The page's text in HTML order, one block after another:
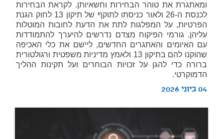
ומאתגרת את טוהר הבחירות וחשאיותן. לקראת הבחירות
לכנסת ה-26 ולאור כניסתו לתוקף של תיקון 13 לחוק הגנת
הפרטיות, על המפלגות לתת את הדעת לחובות המוטלות
עליהן. גורמי הפיקוח מצדם נדרשים להיערך להתמודדות
עם האיומים והאתגרים החדשים, ליישם את כלי האכיפה
שהוקנו להם בתיקון 13 ולאמץ מדיניות משפטית ורגולטורית
ברורה כדי להגן על זכויות הבוחרים ועל תקינות ההליך
הדמוקרטי.
04 ביוני 2026